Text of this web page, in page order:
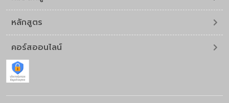
หลักสูตร
คอร์สออนไลน์